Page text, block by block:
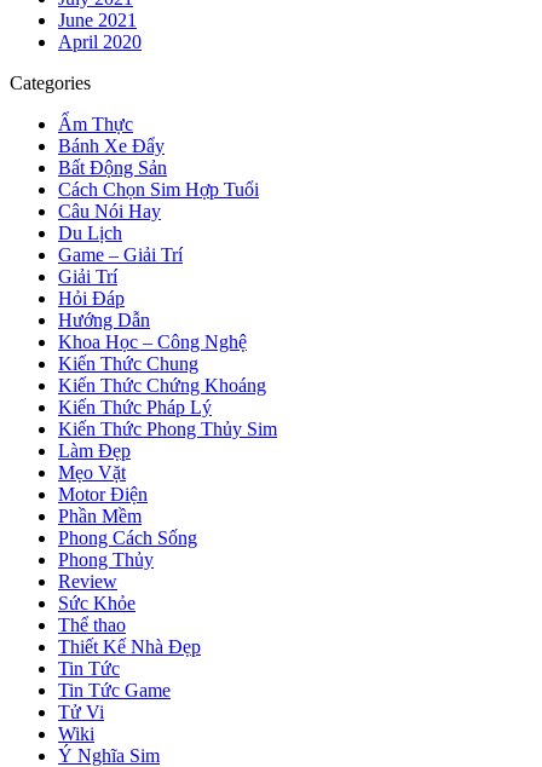
June 2021
April 2020
Categories
Ẩm Thực
Bánh Xe Đẩy
Bất Động Sản
Cách Chọn Sim Hợp Tuổi
Câu Nói Hay
Du Lịch
Game – Giải Trí
Giải Trí
Hỏi Đáp
Hướng Dẫn
Khoa Học – Công Nghệ
Kiến Thức Chung
Kiến Thức Chứng Khoáng
Kiến Thức Pháp Lý
Kiến Thức Phong Thủy Sim
Làm Đẹp
Mẹo Vặt
Motor Điện
Phần Mềm
Phong Cách Sống
Phong Thủy
Review
Sức Khỏe
Thể thao
Thiết Kế Nhà Đẹp
Tin Tức
Tin Tức Game
Tử Vi
Wiki
Ý Nghĩa Sim